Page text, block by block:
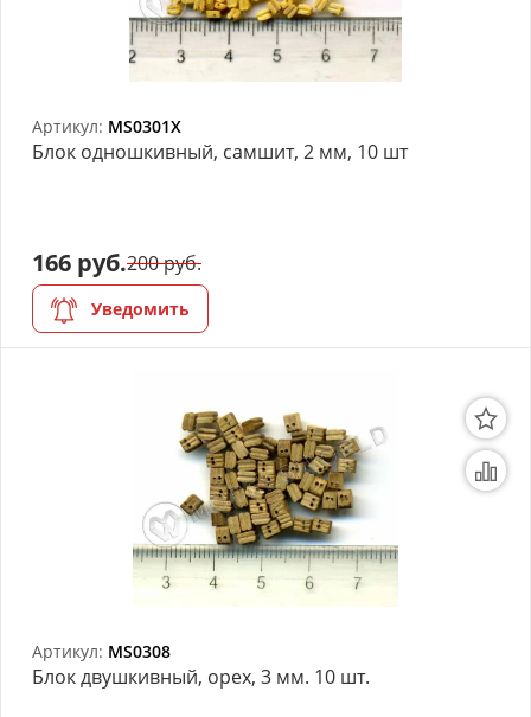
Артикул: MS0301X
Блок одношкивный, самшит, 2 мм, 10 шт
166 руб.200 руб.
Уведомить
Артикул: MS0308
Блок двушкивный, орех, 3 мм. 10 шт.